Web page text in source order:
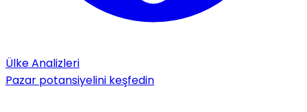
Ülke Analizleri
Pazar potansiyelini keşfedin